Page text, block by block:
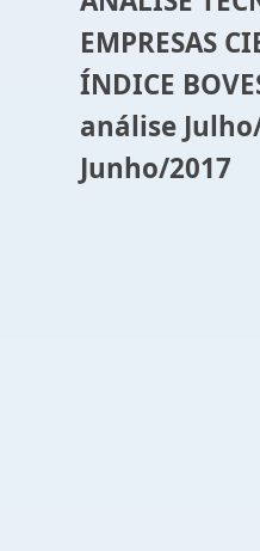
EMPRESAS
ÍNDICE
análise
Junho/2017